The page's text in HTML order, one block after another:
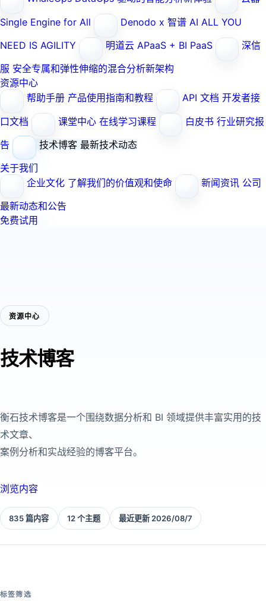
Single Engine for All
Denodo x 智谱 AI ALL YOU
NEED IS AGILITY
明道云 APaaS + BI PaaS
深信
服 安全专属和弹性伸缩的混合分析新架构
资源中心
帮助手册 产品使用指南和教程 API 文档 开发者接
口文档
课堂中心 在线学习课程 白皮书 行业研究报
告
技术博客 最新技术动态
关于我们
企业文化 了解我们的价值观和使命 新闻资讯 公司
最新动态和公告
免费试用
资源中心
技术博客
衡石技术博客是一个围绕数据分析和 BI 领域提供丰富实用的技
术文章、
案例分析和实战经验的博客平台。
浏览内容
835 篇内容 12 个主题 最近更新 2026/08/7
标签筛选